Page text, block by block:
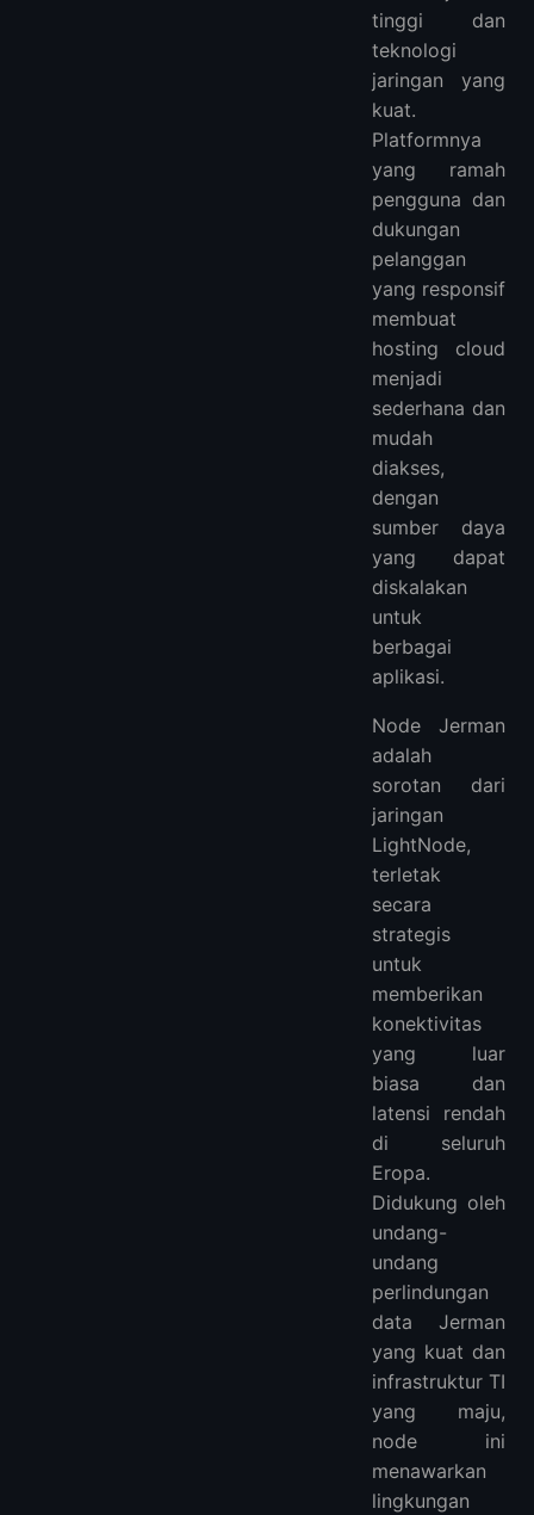
tinggi dan
teknologi
jaringan yang
kuat.
Platformnya
yang ramah
pengguna dan
dukungan
pelanggan
yang responsif
membuat
hosting cloud
menjadi
sederhana dan
mudah
diakses,
dengan
sumber daya
yang dapat
diskalakan
untuk
berbagai
aplikasi.
Node Jerman
adalah
sorotan dari
jaringan
LightNode,
terletak
secara
strategis
untuk
memberikan
konektivitas
yang luar
biasa dan
latensi rendah
di seluruh
Eropa.
Didukung oleh
undang-
undang
perlindungan
data Jerman
yang kuat dan
infrastruktur TI
yang maju,
node ini
menawarkan
lingkungan